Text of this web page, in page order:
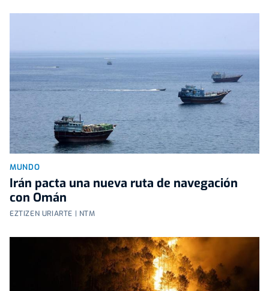
MUNDO
Irán pacta una nueva ruta de navegación
con Omán
EZTIZEN URIARTE | NTM